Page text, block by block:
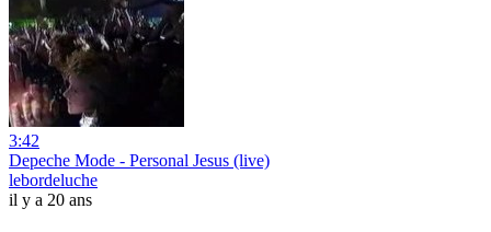
3:42
Depeche Mode - Personal Jesus (live)
lebordeluche
il y a 20 ans